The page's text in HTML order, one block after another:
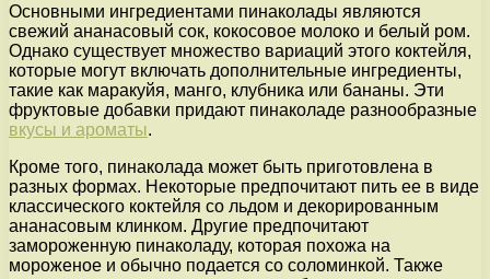
Основными ингредиентами пинаколады являются
свежий ананасовый сок, кокосовое молоко и белый ром.
Однако существует множество вариаций этого коктейля,
которые могут включать дополнительные ингредиенты,
такие как маракуйя, манго, клубника или бананы. Эти
фруктовые добавки придают пинаколаде разнообразные
вкусы и ароматы.
Кроме того, пинаколада может быть приготовлена в
разных формах. Некоторые предпочитают пить ее в виде
классического коктейля со льдом и декорированным
ананасовым клинком. Другие предпочитают
замороженную пинаколаду, которая похожа на
мороженое и обычно подается со соломинкой. Также